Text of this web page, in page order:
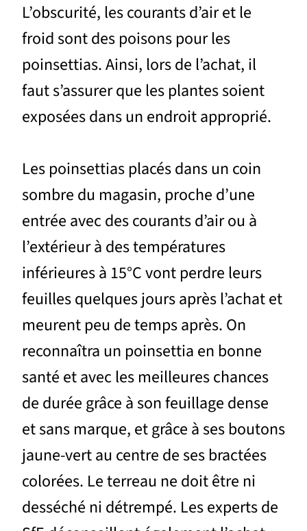
L’obscurité, les courants d’air et le
froid sont des poisons pour les
poinsettias. Ainsi, lors de l’achat, il
faut s’assurer que les plantes soient
exposées dans un endroit approprié.
Les poinsettias placés dans un coin
sombre du magasin, proche d’une
entrée avec des courants d’air ou à
l’extérieur à des températures
inférieures à 15°C vont perdre leurs
feuilles quelques jours après l’achat et
meurent peu de temps après. On
reconnaîtra un poinsettia en bonne
santé et avec les meilleures chances
de durée grâce à son feuillage dense
et sans marque, et grâce à ses boutons
jaune-vert au centre de ses bractées
colorées. Le terreau ne doit être ni
desséché ni détrempé. Les experts de